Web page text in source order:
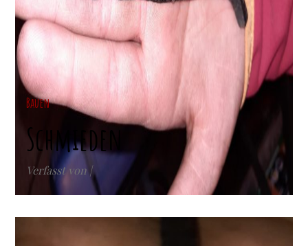
Bauen
Schmieden
Verfasst von |